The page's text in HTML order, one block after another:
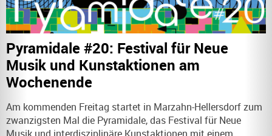
Pyramidale #20: Festival für Neue
Musik und Kunstaktionen am
Wochenende
Am kommenden Freitag startet in Marzahn-Hellersdorf zum
zwanzigsten Mal die Pyramidale, das Festival für Neue